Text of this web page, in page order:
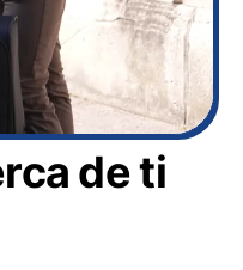
de ti